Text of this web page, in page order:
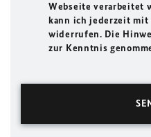
Webseite verarbeitet
kann ich jederzeit
widerrufen. Die
zur Kenntnis